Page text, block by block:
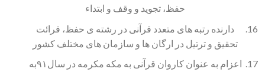
حفظ، تجوید و وقف و ابتداء
دارنده رتبه های متعدد قرآنی در رشته ی حفظ، قرائت
تحقیق و ترتیل در ارگان ها و سازمان های مختلف کشور
اعزام به عنوان کاروان قرآنی به مکه مکرمه در سال۹۱به